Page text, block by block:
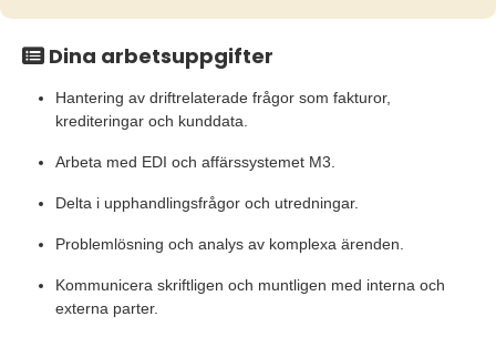
Dina arbetsuppgifter
Hantering av driftrelaterade frågor som fakturor,
krediteringar och kunddata.
Arbeta med EDI och affärssystemet M3.
Delta i upphandlingsfrågor och utredningar.
Problemlösning och analys av komplexa ärenden.
Kommunicera skriftligen och muntligen med interna och
externa parter.